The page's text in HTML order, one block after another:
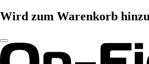
Wird zum Warenkorb